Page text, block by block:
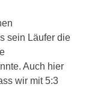
sein Läufer die
Auch hier
wir mit 5:3